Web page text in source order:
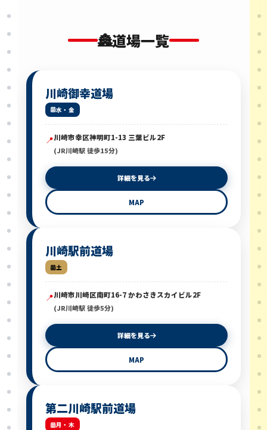
🏯道場一覧
川崎御幸道場
水・金
📍川崎市幸区神明町1-13 三葉ビル2F
(JR川崎駅 徒歩15分)
詳細を見る
MAP
川崎駅前道場
土
📍川崎市川崎区南町16-7 かわさきスカイビル2F
(JR川崎駅 徒歩5分)
詳細を見る
MAP
第二川崎駅前道場
月・木